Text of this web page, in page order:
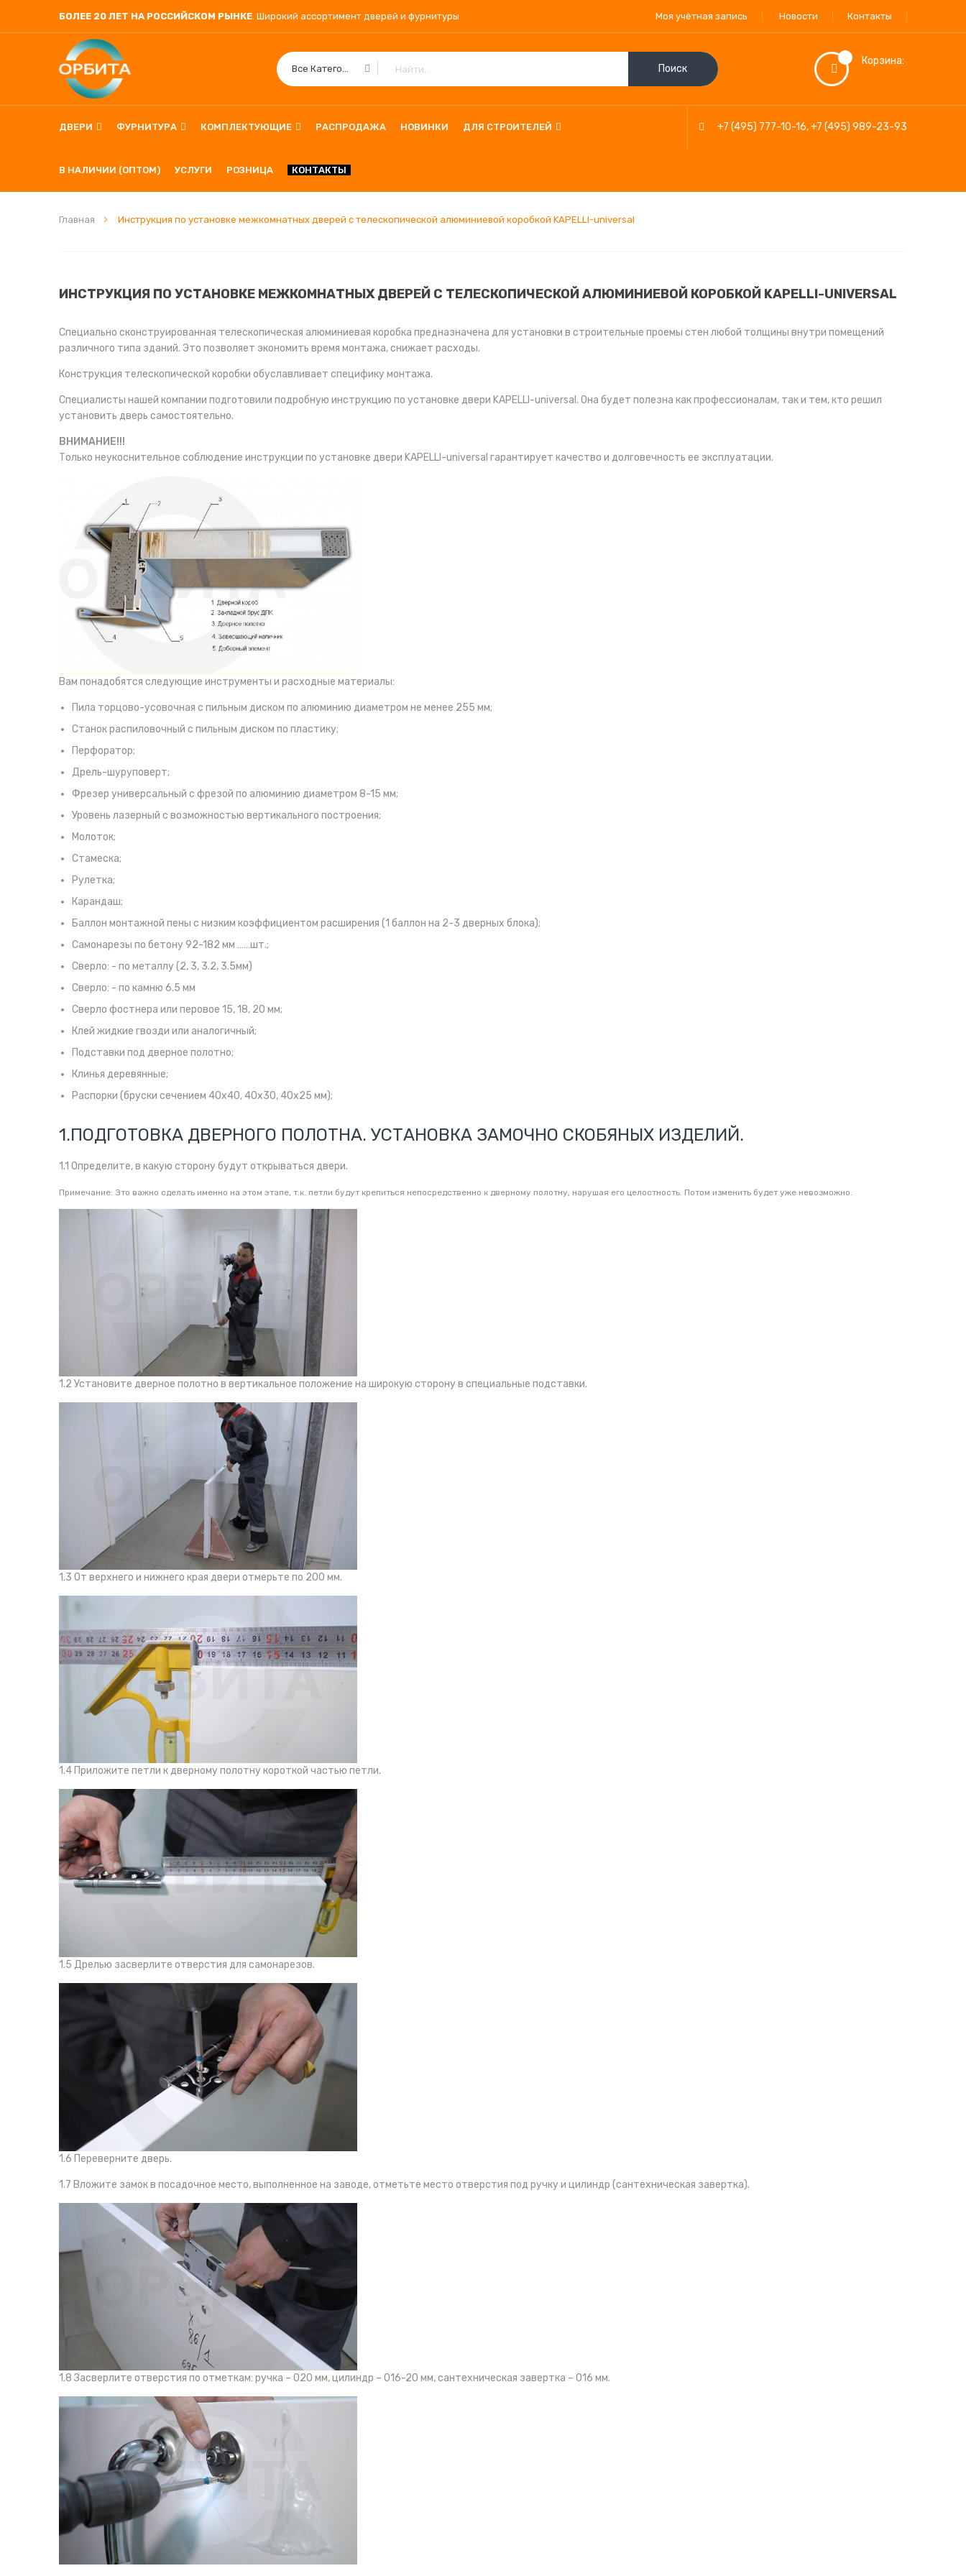
БОЛЕЕ 20 ЛЕТ НА РОССИЙСКОМ РЫНКЕ. Широкий ассортимент дверей и фурнитуры Моя учётная запись Новости Контакты
Корзина:
Все Категории Поиск
ДВЕРИ ФУРНИТУРА КОМПЛЕКТУЮЩИЕ РАСПРОДАЖА НОВИНКИ ДЛЯ СТРОИТЕЛЕЙ
В НАЛИЧИИ (ОПТОМ) УСЛУГИ РОЗНИЦА КОНТАКТЫ
+7 (495) 777-10-16,+7 (495) 989-23-93
Главная Инструкция по установке межкомнатных дверей с телескопической алюминиевой коробкой KAPELLI-universal
ИНСТРУКЦИЯ ПО УСТАНОВКЕ МЕЖКОМНАТНЫХ ДВЕРЕЙ С ТЕЛЕСКОПИЧЕСКОЙ АЛЮМИНИЕВОЙ КОРОБКОЙ KAPELLI-UNIVERSAL
Специально сконструированная телескопическая алюминиевая коробка предназначена для установки в строительные проемы стен любой толщины внутри помещений
различного типа зданий. Это позволяет экономить время монтажа, снижает расходы.
Конструкция телескопической коробки обуславливает специфику монтажа.
Специалисты нашей компании подготовили подробную инструкцию по установке двери KAPELLI-universal. Она будет полезна как профессионалам, так и тем, кто решил
установить дверь самостоятельно.
ВНИМАНИЕ!!!
Только неукоснительное соблюдение инструкции по установке двери KAPELLI-universal гарантирует качество и долговечность ее эксплуатации.
Вам понадобятся следующие инструменты и расходные материалы:
Пила торцово-усовочная с пильным диском по алюминию диаметром не менее 255 мм;
Станок распиловочный с пильным диском по пластику;
Перфоратор;
Дрель-шуруповерт;
Фрезер универсальный с фрезой по алюминию диаметром 8-15 мм;
Уровень лазерный с возможностью вертикального построения;
Молоток;
Стамеска;
Рулетка;
Карандаш;
Баллон монтажной пены с низким коэффициентом расширения (1 баллон на 2-3 дверных блока);
Самонарезы по бетону 92-182 мм ……шт.;
Сверло: - по металлу (2, 3, 3.2, 3.5мм)
Сверло: - по камню 6.5 мм
Сверло фостнера или перовое 15, 18, 20 мм;
Клей жидкие гвозди или аналогичный;
Подставки под дверное полотно;
Клинья деревянные;
Распорки (бруски сечением 40х40, 40х30, 40х25 мм);
1.ПОДГОТОВКА ДВЕРНОГО ПОЛОТНА. УСТАНОВКА ЗАМОЧНО СКОБЯНЫХ ИЗДЕЛИЙ.
1.1 Определите, в какую сторону будут открываться двери.
Примечание: Это важно сделать именно на этом этапе, т.к. петли будут крепиться непосредственно к дверному полотну, нарушая его целостность. Потом изменить будет уже невозможно.
1.2 Установите дверное полотно в вертикальное положение на широкую сторону в специальные подставки.
1.3 От верхнего и нижнего края двери отмерьте по 200 мм.
1.4 Приложите петли к дверному полотну короткой частью петли.
1.5 Дрелью засверлите отверстия для самонарезов.
1.6 Переверните дверь.
1.7 Вложите замок в посадочное место, выполненное на заводе, отметьте место отверстия под ручку и цилиндр (сантехническая завертка).
1.8 Засверлите отверстия по отметкам: ручка – O20 мм, цилиндр – O16-20 мм, сантехническая завертка – O16 мм.